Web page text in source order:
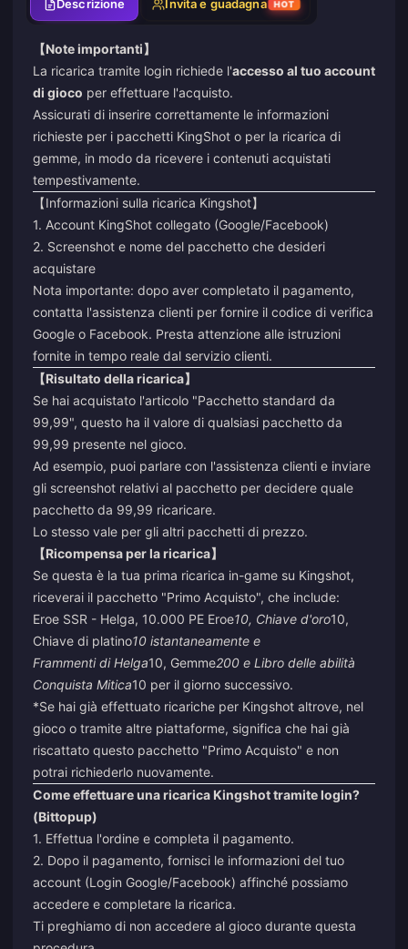
Descrizione Invita e guadagna HOT
【Note importanti】
La ricarica tramite login richiede l'accesso al tuo account
di gioco per effettuare l'acquisto.
Assicurati di inserire correttamente le informazioni
richieste per i pacchetti KingShot o per la ricarica di
gemme, in modo da ricevere i contenuti acquistati
tempestivamente.
【Informazioni sulla ricarica Kingshot】
1. Account KingShot collegato (Google/Facebook)
2. Screenshot e nome del pacchetto che desideri
acquistare
Nota importante: dopo aver completato il pagamento,
contatta l'assistenza clienti per fornire il codice di verifica
Google o Facebook. Presta attenzione alle istruzioni
fornite in tempo reale dal servizio clienti.
【Risultato della ricarica】
Se hai acquistato l'articolo "Pacchetto standard da
99,99", questo ha il valore di qualsiasi pacchetto da
99,99 presente nel gioco.
Ad esempio, puoi parlare con l'assistenza clienti e inviare
gli screenshot relativi al pacchetto per decidere quale
pacchetto da 99,99 ricaricare.
Lo stesso vale per gli altri pacchetti di prezzo.
【Ricompensa per la ricarica】
Se questa è la tua prima ricarica in-game su Kingshot,
riceverai il pacchetto "Primo Acquisto", che include:
Eroe SSR - Helga, 10.000 PE Eroe10, Chiave d'oro10,
Chiave di platino10 istantaneamente e
Frammenti di Helga10, Gemme200 e Libro delle abilità
Conquista Mitica10 per il giorno successivo.
*Se hai già effettuato ricariche per Kingshot altrove, nel
gioco o tramite altre piattaforme, significa che hai già
riscattato questo pacchetto "Primo Acquisto" e non
potrai richiederlo nuovamente.
Come effettuare una ricarica Kingshot tramite login?
(Bittopup)
1. Effettua l'ordine e completa il pagamento.
2. Dopo il pagamento, fornisci le informazioni del tuo
account (Login Google/Facebook) affinché possiamo
accedere e completare la ricarica.
Ti preghiamo di non accedere al gioco durante questa